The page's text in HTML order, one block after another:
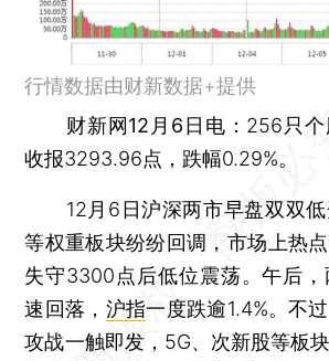
行情数据由财新数据+提供
财新网12月6日电 ：256只
收报3293.96点，跌幅0.29%。
12月6日沪深两市早盘双双低
等权重板块纷纷回调，市场上热点
失守3300点后低位震荡。午后
速回落， 沪指一度跌逾1.4%。不
攻战一触即发，5G、次新股等板